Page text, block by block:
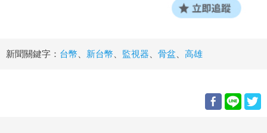
新聞關鍵字： 台幣 新台幣 監視器 骨盆 高雄